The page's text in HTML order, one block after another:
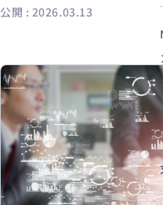
資料ダウンロード
公開 : 2026.03.13